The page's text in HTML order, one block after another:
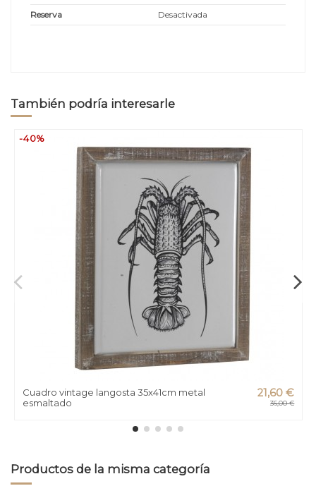
Reserva
Desactivada
También podría interesarle
-40%
Cuadro vintage langosta 35x41cm metal
esmaltado
21,60 €
36,00 €
Productos de la misma categoría